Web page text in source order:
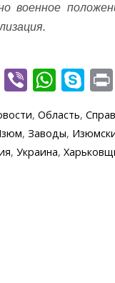
военное
T Vi
er
W
at
s
S
y
p
, Область,
, Заводы,
, Украина,